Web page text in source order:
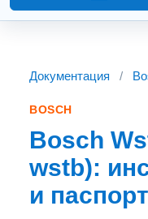
Документация /
BOSCH
Bosch
wstb):
и